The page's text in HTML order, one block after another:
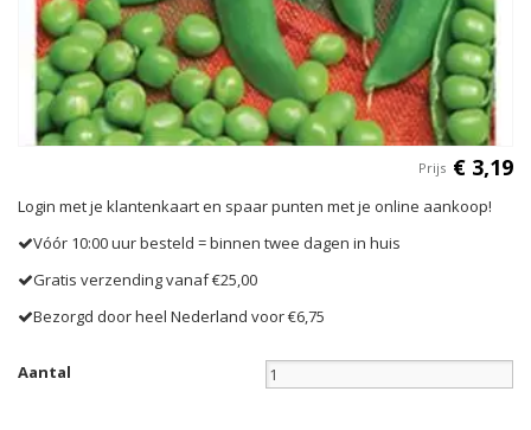
Prijs € 3,19
Login met je klantenkaart en spaar punten met je online aankoop!
Vóór 10:00 uur besteld = binnen twee dagen in huis
Gratis verzending vanaf €25,00
Bezorgd door heel Nederland voor €6,75
Aantal